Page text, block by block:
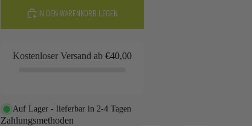
IN DEN WARENKORB LEGEN
Kostenloser Versand ab €40,00
Auf Lager - lieferbar in 2-4 Tagen
Zahlungsmethoden